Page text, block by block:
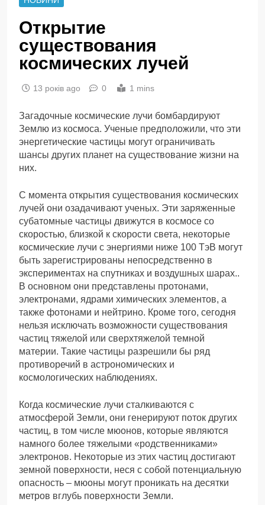
Открытие
существования
космических лучей
13 років ago 0 1 mins
Загадочные космические лучи бомбардируют
Землю из космоса. Ученые предположили, что эти
энергетические частицы могут ограничивать
шансы других планет на существование жизни на
них.
С момента открытия существования космических
лучей они озадачивают ученых. Эти заряженные
субатомные частицы движутся в космосе со
скоростью, близкой к скорости света, некоторые
космические лучи с энергиями ниже 100 ТэВ могут
быть зарегистрированы непосредственно в
экспериментах на спутниках и воздушных шарах..
В основном они представлены протонами,
электронами, ядрами химических элементов, а
также фотонами и нейтрино. Кроме того, сегодня
нельзя исключать возможности существования
частиц тяжелой или сверхтяжелой темной
материи. Такие частицы разрешили бы ряд
противоречий в астрономических и
космологических наблюдениях.
Когда космические лучи сталкиваются с
атмосферой Земли, они генерируют поток других
частиц, в том числе мюонов, которые являются
намного более тяжелыми «родственниками»
электронов. Некоторые из этих частиц достигают
земной поверхности, неся с собой потенциальную
опасность – мюоны могут проникать на десятки
метров вглубь поверхности Земли.